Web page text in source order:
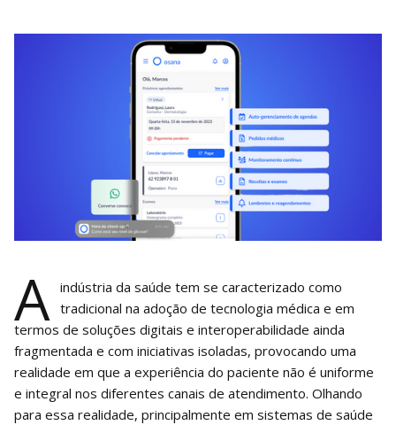
A indústria da saúde tem se caracterizado como
tradicional na adoção de tecnologia médica e em
termos de soluções digitais e interoperabilidade ainda
fragmentada e com iniciativas isoladas, provocando uma
realidade em que a experiência do paciente não é uniforme
e integral nos diferentes canais de atendimento. Olhando
para essa realidade, principalmente em sistemas de saúde